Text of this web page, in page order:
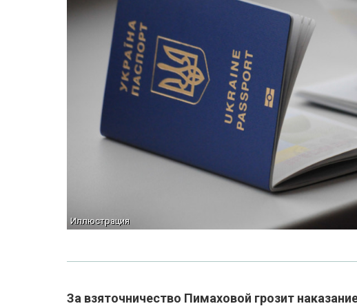
Иллюстрация
За взяточничество Пимаховой грозит